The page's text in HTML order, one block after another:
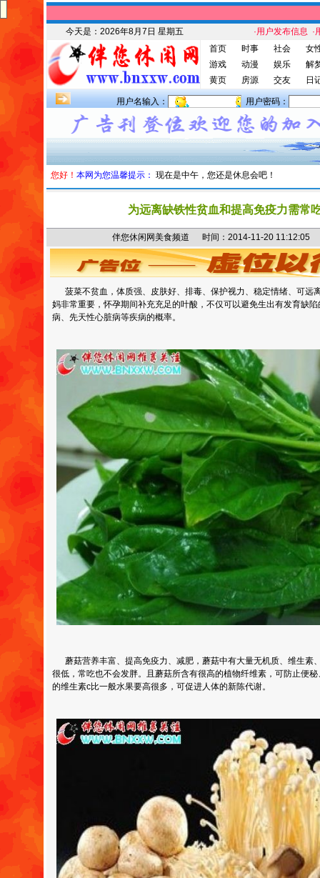
今天是： 2026年8月7日 星期五 ·用户发布信息 ·
首页
时事 社会
女
游戏
动漫 娱乐
解
黄页
房源 交友 日
用户名输入： 用户密码：
您好！ 本网为您温馨提示： 现在是中午，您还是休息会吧！
为远离缺铁性贫血和提高免疫力需常
伴您休闲网美食频道 时间：2014-11-20
菠菜不贫血，体质强、皮肤好、排毒、保护视力、稳定情绪、可远
妈非常重要，怀孕期间补充充足的叶酸，不仅可以避免生出有发育缺
病、先天性心脏病等疾病的概率。
蘑菇营养丰富、提高免疫力、减肥，蘑菇中有大量无机质、维生素
很低，常吃也不会发胖。且蘑菇所含有很高的植物纤维素，可防止便
的维生素c比一般水果要高很多，可促进人体的新陈代谢。